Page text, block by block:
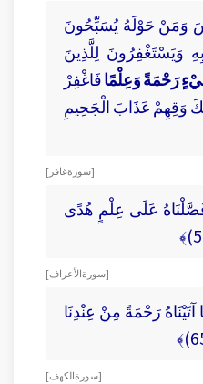
وَمَنْ حَوْلَهُ يُسَبِّحُونَ
وَيَسْتَغْفِرُونَ لِلَّذِينَ
رَحْمَةً وَعِلْمًافَاغْفِرْ
وَقِهِمْ عَذَابَ الْجَحِيمِ
[ سورة غافر ]
عَلَى عِلْمٍ هُدًى
[ سورة الأعراف ]
رَحْمَةً مِنْ عِنْدِنَا
[ سورة الكهف ]